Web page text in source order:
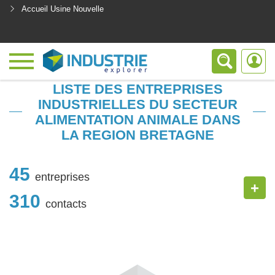
Accueil Usine Nouvelle
LISTE DES ENTREPRISES
INDUSTRIELLES DU SECTEUR
ALIMENTATION ANIMALE DANS
LA REGION BRETAGNE
45 entreprises
310 contacts
+